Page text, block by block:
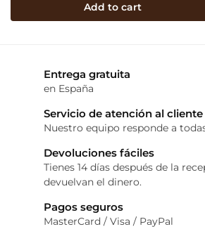
Add to cart
Entrega gratuita
en España
Servicio de atención al
Nuestro equipo responde a
Devoluciones fáciles
Tienes 14 días después de la
devuelvan el dinero.
Pagos seguros
MasterCard / Visa / PayPal